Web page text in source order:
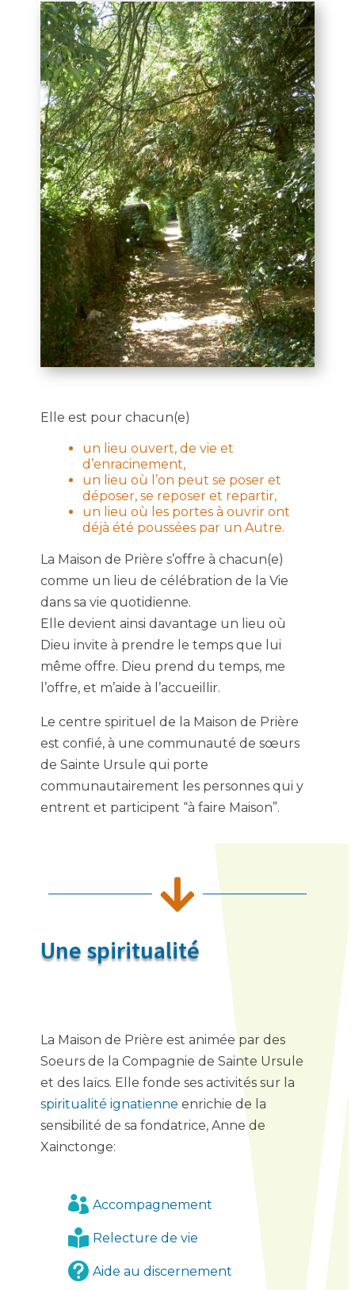
Elle est pour chacun(e)
un lieu ouvert, de vie et
d’enracinement,
un lieu où l’on peut se poser et
déposer, se reposer et repartir,
un lieu où les portes à ouvrir ont
déjà été poussées par un Autre.
La Maison de Prière s’offre à chacun(e)
comme un lieu de célébration de la Vie
dans sa vie quotidienne.
Elle devient ainsi davantage un lieu où
Dieu invite à prendre le temps que lui
même offre. Dieu prend du temps, me
l’offre, et m’aide à l’accueillir.
Le centre spirituel de la Maison de Prière
est confié, à une communauté de sœurs
de Sainte Ursule qui porte
communautairement les personnes qui y
entrent et participent “à faire Maison”.

Une spiritualité
La Maison de Prière est animée par des
Soeurs de la Compagnie de Sainte Ursule
et des laïcs. Elle fonde ses activités sur la
spiritualité ignatienne enrichie de la
sensibilité de sa fondatrice, Anne de
Xainctonge:
 Accompagnement
 Relecture de vie
 Aide au discernement